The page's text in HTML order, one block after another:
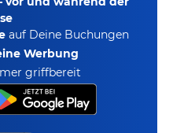
auf Deine Buchungen
Werbung
griffbereit